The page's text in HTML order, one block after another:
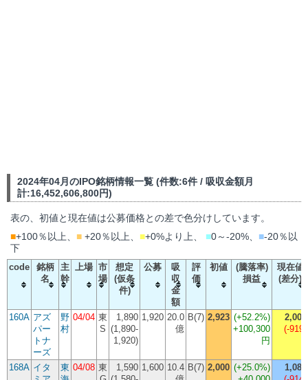
2024年04月のIPO銘柄情報一覧 (件数:6件 / 吸収金額月
計:16,452,606,800円)
表の、初値と現在値は公募価格との差で色分けしています。
■+100％以上、 ■ +20％以上、 ■+0%より上、 ■0～-20%、 ■-20％以
下
code
銘柄
名
主
幹
上場 市
場
想定
(仮条
件)
公募
吸
収
金
額
評
価
初値
(騰落率)
損益
現在値
(差分)
160A アズ
パー
トナ
ーズ
野
村
04/04 東
S
1,890
(1,890-
1,920)
1,920 20.0
億
B(7) 2,923 (+52.2%)
+100,300
円
2,004
(-919)
168A イタ
東 04/08 東
1,590 1,600 10.4 B(7) 2,000 (+25.0%)
1,086